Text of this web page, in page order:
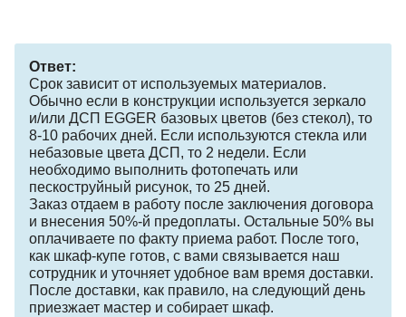
Ответ:
Срок зависит от используемых материалов.
Обычно если в конструкции используется зеркало
и/или ДСП EGGER базовых цветов (без стекол), то
8-10 рабочих дней. Если используются стекла или
небазовые цвета ДСП, то 2 недели. Если
необходимо выполнить фотопечать или
пескоструйный рисунок, то 25 дней.
Заказ отдаем в работу после заключения договора
и внесения 50%-й предоплаты. Остальные 50% вы
оплачиваете по факту приема работ. После того,
как шкаф-купе готов, с вами связывается наш
сотрудник и уточняет удобное вам время доставки.
После доставки, как правило, на следующий день
приезжает мастер и собирает шкаф.